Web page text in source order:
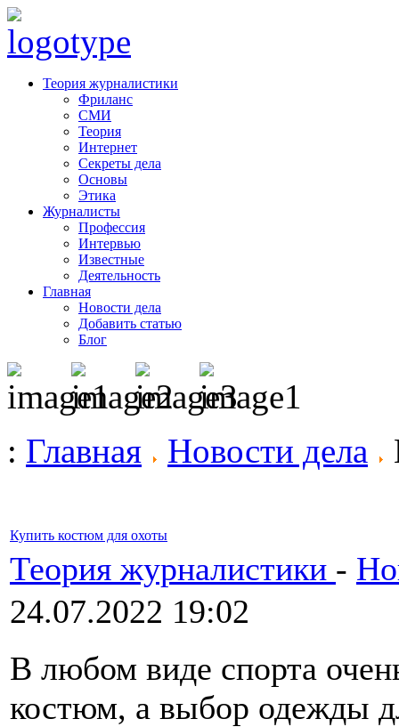
Теория журналистики
Фриланс
СМИ
Теория
Интернет
Секреты дела
Основы
Этика
Журналисты
Профессия
Интервью
Известные
Деятельность
Главная
Новости дела
Добавить статью
Блог
: Главная Новости дела
Купить костюм для охоты
Теория журналистики -
24.07.2022 19:02
В любом виде спорта
костюм, а выбор одежды